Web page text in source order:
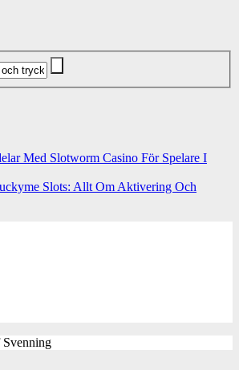
Med Slotworm Casino För Spelare I
Slots: Allt Om Aktivering Och